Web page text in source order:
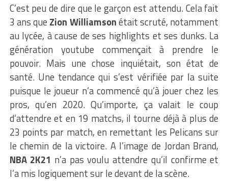
C’est peu de dire que le garçon est attendu. Cela fait
3 ans que Zion Williamsonétait scruté, notamment
au lycée, à cause de ses highlights et ses dunks. La
génération youtube commençait à prendre le
pouvoir. Mais une chose inquiétait, son état de
santé. Une tendance qui s’est vérifiée par la suite
puisque le joueur n’a commencé qu’à jouer chez les
pros, qu’en 2020. Qu’importe, ça valait le coup
d’attendre et en 19 matchs, il tourne déjà à plus de
23 points par match, en remettant les Pelicans sur
le chemin de la victoire. A l’image de Jordan Brand,
NBA 2K21 n’a pas voulu attendre qu’il confirme et
l’a mis logiquement sur le devant de la scène.